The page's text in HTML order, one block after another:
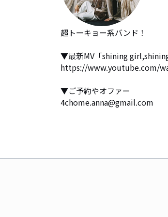
超トーキョー系バンド！
▼最新MV「shining girl,shining
https://www.youtube.com/
▼ご予約やオファー
4chome.anna@gmail.com